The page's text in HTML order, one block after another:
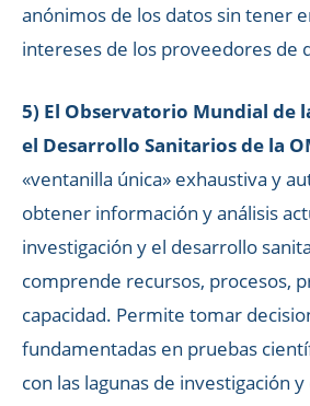
anónimos de los datos sin tener
intereses de los proveedores de
5) El Observatorio Mundial de
el Desarrollo Sanitarios de la
«ventanilla única» exhaustiva y
obtener información y análisis
investigación y el desarrollo
comprende recursos, procesos,
capacidad. Permite tomar
fundamentadas en pruebas
con las lagunas de investigación